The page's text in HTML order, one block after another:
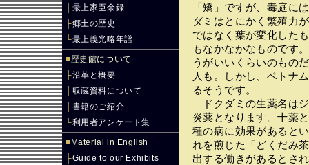
├最上家臣余録
├郷土の歴史
└最上義光略年譜
■歴史館について
├沿革と概要
├収蔵資料について
├書籍のご紹介
└利用者アンケート集
■ Material in English
├Guide to our Exhibits
「矯」ですが、毒庭に
ダミはとにかく繁殖力
ではなく葉が変化した
もなかなかなものです
うがいいくらいのもの
人も。しかし、ベトナ
るそうです。
ドクダミの生薬名は
炎薬となります。十薬
種の病に効果があると
れを煎じた「どくだみ
出する働きがあるとさ